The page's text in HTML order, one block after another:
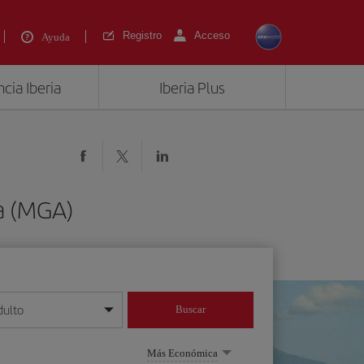
Ayuda Registro Acceso
Iberia Iberia Plus
mes/año
Buscar
Más Económica